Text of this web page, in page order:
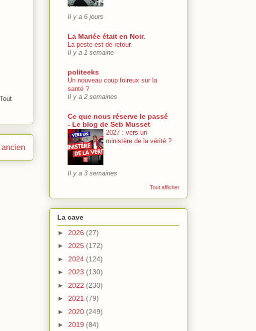
Il y a 6 jours
La Mariée était en Noir.
La peste est de retour.
Il y a 1 semaine
politeeks
Un nouveau coup foireux sur la
santé ?
Il y a 2 semaines
Ce que nous réserve le passé
- Le blog de Seb Musset
2027 : vers un
ministère de la vérité ?
Il y a 3 semaines
Tout afficher
La cave
► 2026 (27)
► 2025 (172)
► 2024 (124)
► 2023 (130)
► 2022 (230)
► 2021 (79)
► 2020 (249)
► 2019 (84)